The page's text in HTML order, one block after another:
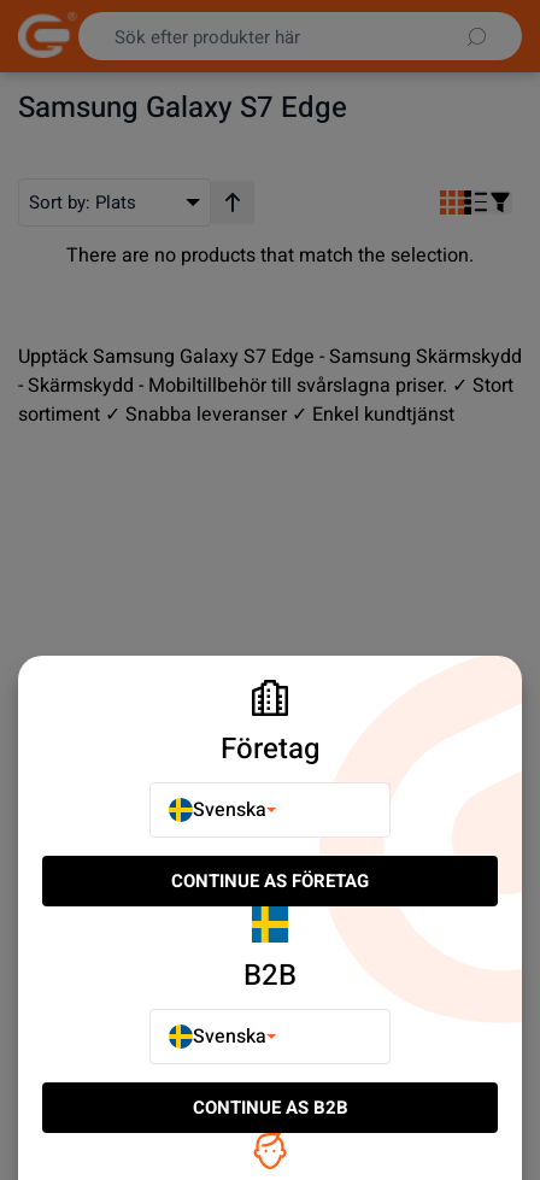
Hoppa till innehållet
Samsung Galaxy S7 Edge
Sort by: Plats
Stigande ordning
There are no products that match the selection.
Upptäck Samsung Galaxy S7 Edge - Samsung Skärmskydd
- Skärmskydd - Mobiltillbehör till svårslagna priser. ✓ Stort
sortiment ✓ Snabba leveranser ✓ Enkel kundtjänst
Företag
Svenska
CONTINUE AS FÖRETAG
B2B
Svenska
CONTINUE AS B2B